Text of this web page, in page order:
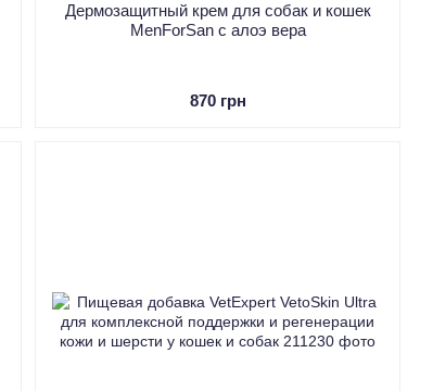
Дермозащитный крем для собак и кошек
MenForSan с алоэ вера
870 грн